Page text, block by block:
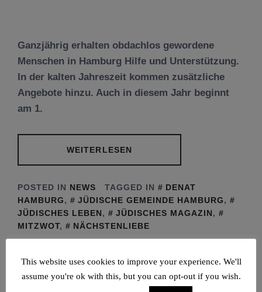
Ganzjährig erhalten obdachlos gewordene
Menschen in Hamburg Hilfe und Unterstützung.
In der kalten Jahreszeit kommen zusätzliche
Angebote hinzu. Auch in diesem Jahr beginnt
am 1.
WEITERLESEN
POSTED IN NEWS TAGGED IN
DENAT
HAMBURG, JÜDISCHE GEMEINDE HAMBURG,
JÜDISCHES LEBEN, JÜDISCHES MAGAZIN,
MITZWOT, NÄCHSTENLIEBE
This website uses cookies to improve your experience. We'll
assume you're ok with this, but you can opt-out if you wish.